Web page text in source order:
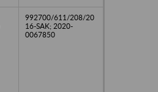
992700/611/208/20
16-SAK; 2020-
0067850